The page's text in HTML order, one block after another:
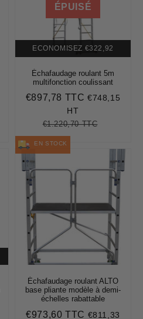
ÉPUISÉ
ECONOMISEZ €322,92
Échafaudage roulant 5m
multifonction coulissant
Prix
€897,78 TTC €897,78
€748,15
HT
Prix
régulier
€1.220,70 TTC€1.220,70
EN STOCK
Échafaudage roulant ALTO
base pliante modèle à demi-
échelles rabattable
Prix
€973,60 TTC €973,60
€811,33